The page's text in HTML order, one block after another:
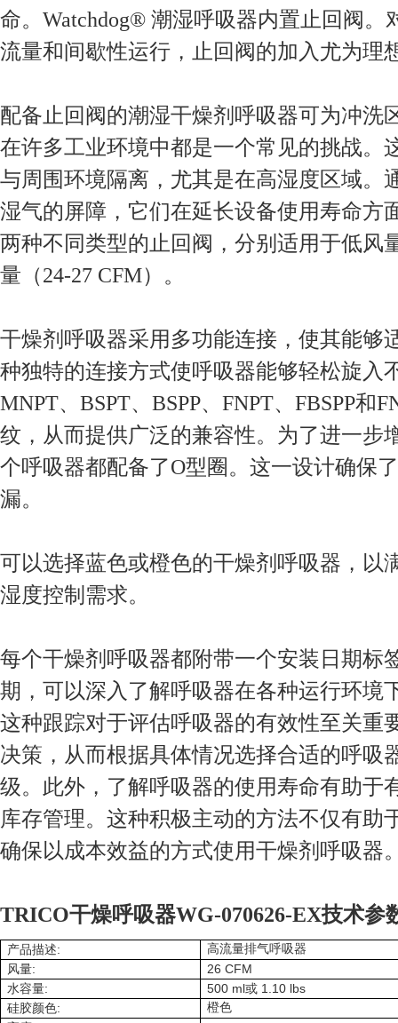
命。Watchdog® 潮湿呼吸器内置止回阀。
流量和间歇性运行，止回阀的加入尤为理
配备止回阀的潮湿干燥剂呼吸器可为冲洗
在许多工业环境中都是一个常见的挑战。
与周围环境隔离，尤其是在高湿度区域。
湿气的屏障，它们在延长设备使用寿命方
两种不同类型的止回阀，分别适用于低风
量（24-27 CFM）。
干燥剂呼吸器采用多功能连接，使其能够
种独特的连接方式使呼吸器能够轻松旋入
MNPT、BSPT、BSPP、FNPT、FBSPP和
纹，从而提供广泛的兼容性。为了进一步
个呼吸器都配备了O型圈。这一设计确保
漏。
可以选择蓝色或橙色的干燥剂呼吸器，以
湿度控制需求。
每个干燥剂呼吸器都附带一个安装日期标
期，可以深入了解呼吸器在各种运行环境
这种跟踪对于评估呼吸器的有效性至关重
决策，从而根据具体情况选择合适的呼吸
级。此外，了解呼吸器的使用寿命有助于
库存管理。这种积极主动的方法不仅有助
确保以成本效益的方式使用干燥剂呼吸器
TRICO干燥呼吸器WG-070626-EX技术参
产品描述:
高流量排气呼吸器
风量: 26 CFM
水容量: 500 ml或 1.10 lbs
硅胶颜色:
橙色